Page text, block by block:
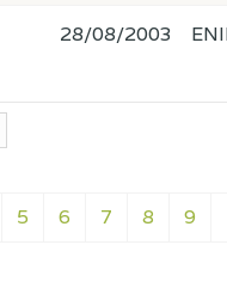
5 6 7 8 9
28/08/2003